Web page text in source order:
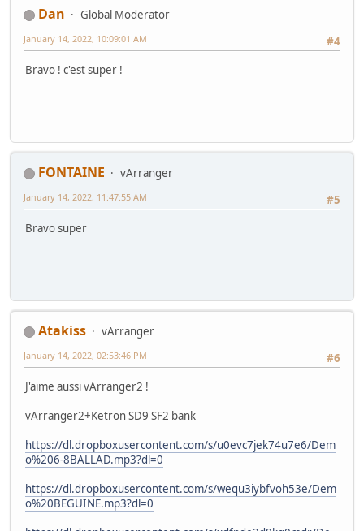
Dan
Global Moderator
#4
January 14, 2022, 10:09:01 AM
Bravo ! c'est super !
FONTAINE
vArranger
#5
January 14, 2022, 11:47:55 AM
Bravo super
Atakiss
vArranger
#6
January 14, 2022, 02:53:46 PM
J'aime aussi vArranger2 !
vArranger2+Ketron SD9 SF2 bank
https://dl.dropboxusercontent.com/s/u0evc7jek74u7e6/Dem
o%206-8BALLAD.mp3?dl=0
https://dl.dropboxusercontent.com/s/wequ3iybfvoh53e/Dem
o%20BEGUINE.mp3?dl=0